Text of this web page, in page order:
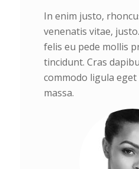
In enim justo,
venenatis vitae,
felis eu pede mollis
tincidunt. Cras
commodo ligula eget
massa.